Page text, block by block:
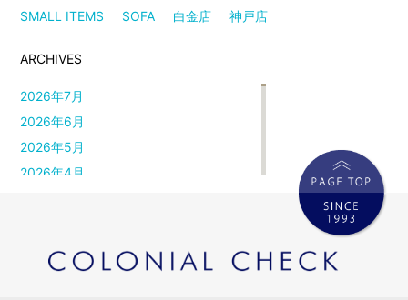
SMALL ITEMS
SOFA 白金店 神戸店
ARCHIVES
2026年7月
2026年6月
2026年5月
2026年4月
2026年1月
2025年12月